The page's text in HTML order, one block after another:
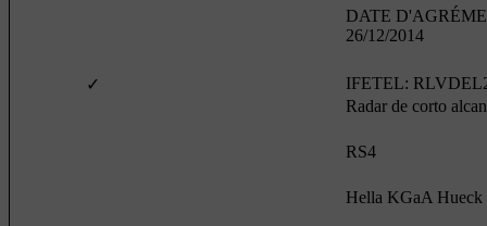
DATE
26/12/2014
✓ IFETEL:
Radar de corto
RS4
Hella KGaA